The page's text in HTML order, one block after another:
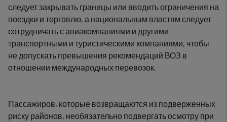
следует закрывать границы или вводить ограничения на
поездки и торговлю, а национальным властям следует
сотрудничать с авиакомпаниями и другими
транспортными и туристическими компаниями, чтобы
не допускать превышения рекомендаций ВОЗ в
отношении международных перевозок.
Пассажиров, которые возвращаются из подверженных
риску районов, необязательно подвергать осмотру при